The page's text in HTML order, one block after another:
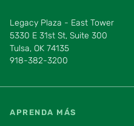
Legacy Plaza - East Tower
5330 E 31st St, Suite 300
Tulsa, OK 74135
918-382-3200
APRENDA MÁS